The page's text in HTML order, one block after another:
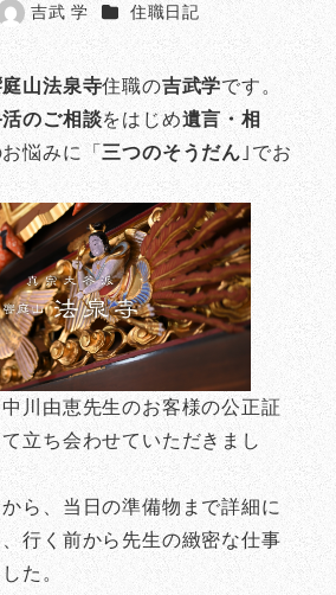
者
吉武 学 カテゴリー
住職日記
山法泉寺住職の吉武学です。
のご相談をはじめ遺言・相
悩みに「 三つのそうだん ｣でお
川由恵先生のお客様の公正証
立ち会わせていただきまし
ら、当日の準備物まで詳細に
行く前から先生の緻密な仕事
た。